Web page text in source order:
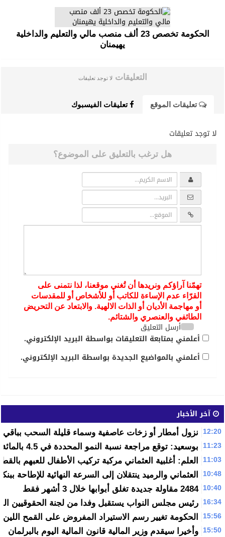
الحكومة تخصص 23 ألف منصب مالي والتعليم والداخلية
يهيمنان
التعليقات لا توجد تعليقات
تعليقات الموقع تعليقات الفيسبوك
لا توجد تعليقات
هل ترغب بالتعليق على الموضوع؟
تهمّنا آراؤكم ونريدها أن تُغني موقعنا، لذا نتمنى على
القرّاء عدم الإساءة للكاتب أو للأشخاص أو للمقدسات
أو مهاجمة الأديان أو الذات الالهية. والابتعاد عن التحريض
الطائفي والعنصري والشتائم.
أرسل التعليق
أعلمني بمتابعة التعليقات بواسطة البريد الإلكتروني.
أعلمني بالمواضيع الجديدة بواسطة البريد الإلكتروني.
آخر الأخبار
12:20 نزول أمطار أو زخات عاصفية وسماء قليلة السحب بباقي
11:23 بوسعيد: توقع مراجعة نسبة النمو المحددة في 4.5 بالمائة الى الأعلى في منتصف السنة الجارية
11:03 العلم: أغلبية العثماني مركبة تركيب الأطفال للعبهم
10:48 العثماني والرميد ينتقلان إلى السرعة النهائية للإطاحة
10:40 2484 مقاولة جديدة تغلق أبوابها خلال 3 أشهر فقط
16:34 رئيس مجلس النواب يستقبل وفدا من لجنة الحقوقيين
15:56 الحكومة تغيير رسم الاستيراد المفروض على القمح اللين
15:50 وأخيرا سيقدم وزير المالية قانون المالية اليوم بالبرلمان